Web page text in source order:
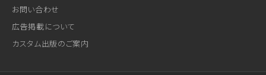
お問い合わせ
広告掲載について
カスタム出版のご案内